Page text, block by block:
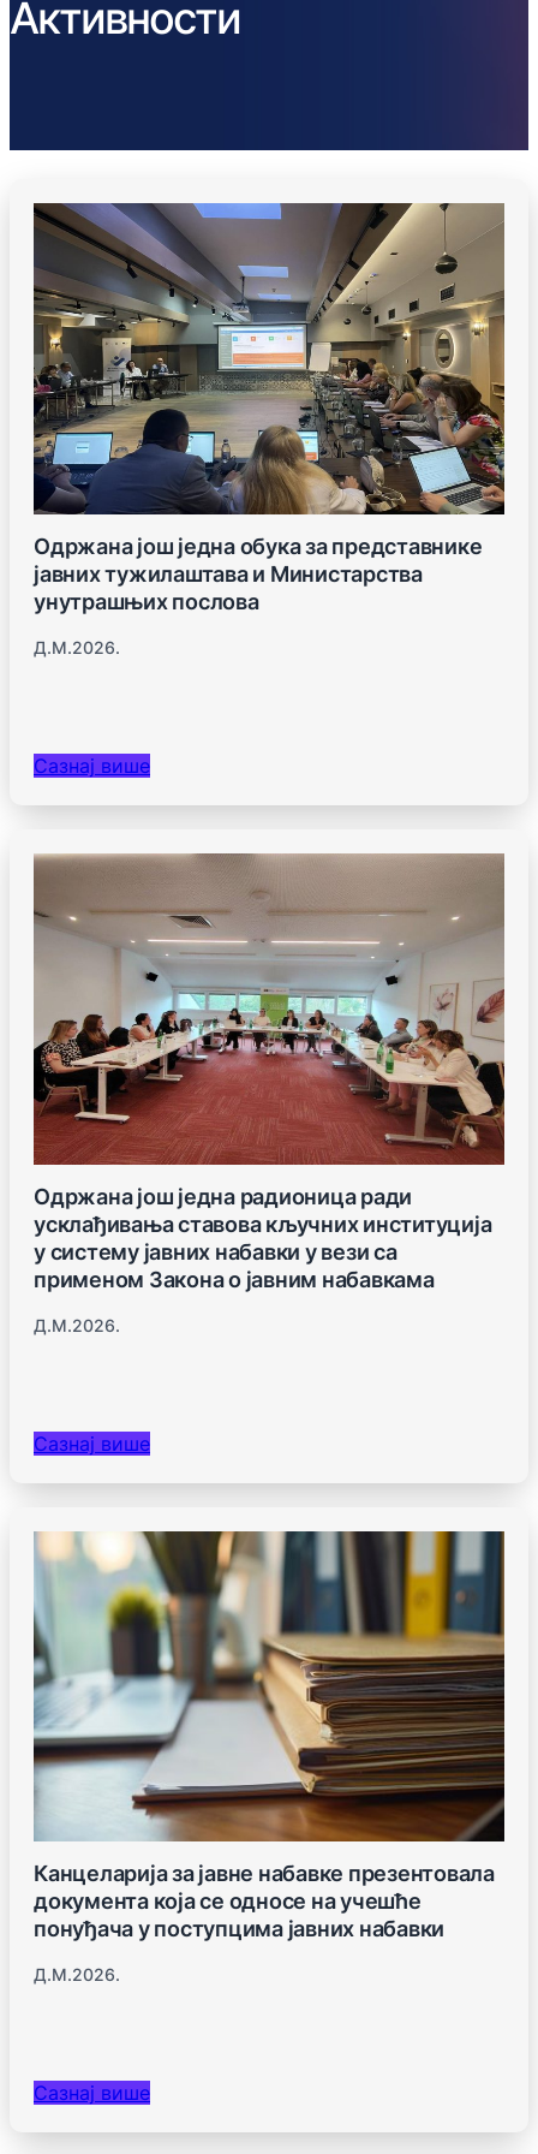
Активности
Одржана још једна обука за представнике
јавних тужилаштава и Министарства
унутрашњих послова
Д.м.2026.
Сазнај више
Одржана још једна радионица ради
усклађивања ставова кључних институција
у систему јавних набавки у вези са
применом Закона о јавним набавкама
Д.м.2026.
Сазнај више
Канцеларија за јавне набавке презентовала
документа која се односе на учешће
понуђача у поступцима јавних набавки
Д.м.2026.
Сазнај више